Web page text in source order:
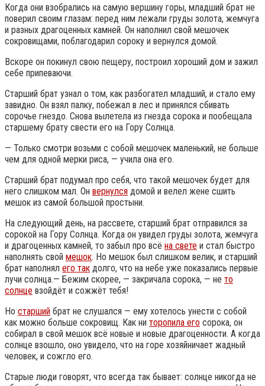
Когда они взобрались на самую вершину горы, младший брат не
поверил своим глазам: перед ним лежали груды золота, жемчуга
и разных драгоценных камней. Он наполнил свой мешочек
сокровищами, поблагодарил сороку и вернулся домой.
Вскоре он покинул свою пещеру, построил хороший дом и зажил
себе припеваючи.
Старший брат узнал о том, как разбогател младший, и стало ему
завидно. Он взял палку, побежал в лес и принялся сбивать
сорочье гнездо. Снова вылетела из гнезда сорока и пообещала
старшему брату свести его на Гору Солнца.
— Только смотри возьми с собой мешочек маленький, не больше
чем для одной мерки риса, — учила она его.
Старший брат подумал про себя, что такой мешочек будет для
него слишком мал. Он вернулся домой и велел жене сшить
мешок из самой большой простыни.
На следующий день, на рассвете, старший брат отправился за
сорокой на Гору Солнца. Когда он увидел груды золота, жемчуга
и драгоценных камней, то забыл про всё на свете и стал быстро
наполнять свой мешок. Но мешок был слишком велик, и старший
брат наполнял его так долго, что на небе уже показались первые
лучи солнца.— Бежим скорее, — закричала сорока, — не то
солнце взойдёт и сожжёт тебя!
Но старший брат не слушался — ему хотелось унести с собой
как можно больше сокровищ. Как ни торопила его сорока, он
собирал в свой мешок всё новые и новые драгоценности. А когда
солнце взошло, оно увидело, что на горе хозяйничает жадный
человек, и сожгло его.
Старые люди говорят, что всегда так бывает: солнце никогда не